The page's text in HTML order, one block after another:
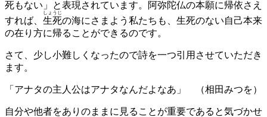
死もない」と表現されています。阿弥陀仏の本願に帰依さえ
すれば、 生死
しょうじ
の海にさまよう私たちも、生死のない自己本来
の在り方に帰ることができるのです。
さて、少し小難しくなったので詩を一つ引用させていただき
ます。
「アナタの主人公はアナタなんだよなあ」 （相田みつを）
自分や他者をありのままに見ることが重要であると気づかせ